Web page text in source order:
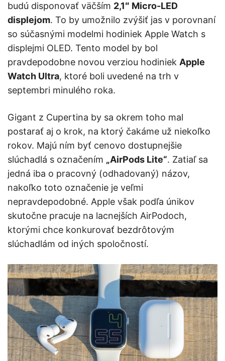
budú disponovať väčším 2,1″ Micro-LED
displejom. To by umožnilo zvýšiť jas v porovnaní
so súčasnými modelmi hodiniek Apple Watch s
displejmi OLED. Tento model by bol
pravdepodobne novou verziou hodiniek Apple
Watch Ultra, ktoré boli uvedené na trh v
septembri minulého roka.
Gigant z Cupertina by sa okrem toho mal
postarať aj o krok, na ktorý čakáme už niekoľko
rokov. Majú ním byť cenovo dostupnejšie
slúchadlá s označením „AirPods Lite“. Zatiaľ sa
jedná iba o pracovný (odhadovaný) názov,
nakoľko toto označenie je veľmi
nepravdepodobné. Apple však podľa únikov
skutočne pracuje na lacnejších AirPodoch,
ktorými chce konkurovať bezdrôtovým
slúchadlám od iných spoločností.